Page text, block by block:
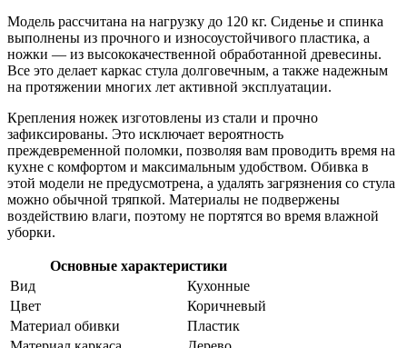
Модель рассчитана на нагрузку до 120 кг. Сиденье и спинка
выполнены из прочного и износоустойчивого пластика, а
ножки — из высококачественной обработанной древесины.
Все это делает каркас стула долговечным, а также надежным
на протяжении многих лет активной эксплуатации.
Крепления ножек изготовлены из стали и прочно
зафиксированы. Это исключает вероятность
преждевременной поломки, позволяя вам проводить время на
кухне с комфортом и максимальным удобством. Обивка в
этой модели не предусмотрена, а удалять загрязнения со стула
можно обычной тряпкой. Материалы не подвержены
воздействию влаги, поэтому не портятся во время влажной
уборки.
Основные характеристики
Вид
Кухонные
Цвет
Коричневый
Материал обивки
Пластик